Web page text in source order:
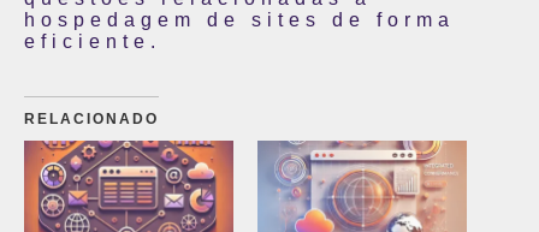
hospedagem de sites de forma
eficiente.
RELACIONADO